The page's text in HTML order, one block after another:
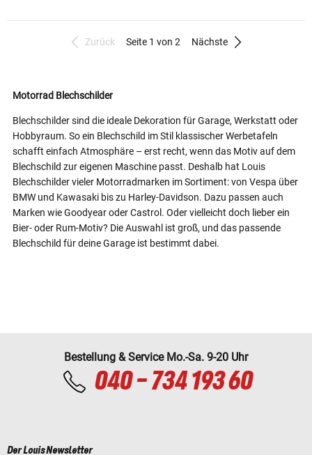
Zurück Seite 1 von 2 Nächste
Motorrad Blechschilder
Blechschilder sind die ideale Dekoration für Garage, Werkstatt oder
Hobbyraum. So ein Blechschild im Stil klassischer Werbetafeln
schafft einfach Atmosphäre – erst recht, wenn das Motiv auf dem
Blechschild zur eigenen Maschine passt. Deshalb hat Louis
Blechschilder vieler Motorradmarken im Sortiment: von Vespa über
BMW und Kawasaki bis zu Harley-Davidson. Dazu passen auch
Marken wie Goodyear oder Castrol. Oder vielleicht doch lieber ein
Bier- oder Rum-Motiv? Die Auswahl ist groß, und das passende
Blechschild für deine Garage ist bestimmt dabei.
Bestellung & Service Mo.-Sa. 9-20 Uhr
040 - 734 193 60
Der Louis Newsletter